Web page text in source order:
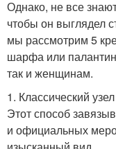
Однако, не все
чтобы он выглядел
мы рассмотрим 5
шарфа или
так и женщинам.
1. Классический
Этот способ
и официальных